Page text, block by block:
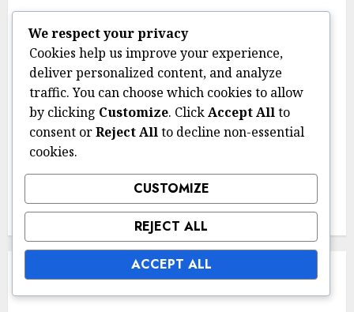
Lainsäädäntö ja sääntely
Verkkokauppojen tietosuojakäytännöt:
tiedonkeruu, asiakassuoja, vastuullisuus
12/02/2026 0
Lainsäädäntö ja sääntely
seuraukset, ennaltaehkäisy
12/02/2026 0
LINKIT
We respect your privacy
Cookies help us improve your experience,
deliver personalized content, and analyze
traffic. You can choose which cookies to allow
by clicking Customize. ClickAccept Allto
consent orReject Allto decline non-essential
cookies.
CUSTOMIZE
REJECT ALL
ACCEPT ALL